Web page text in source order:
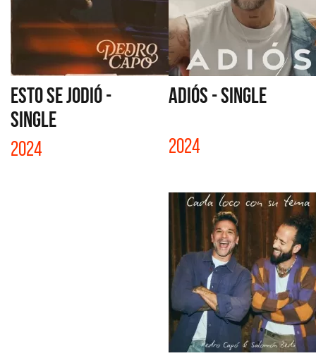
ESTO SE JODIÓ -
SINGLE
2024
ADIÓS - SINGLE
2024